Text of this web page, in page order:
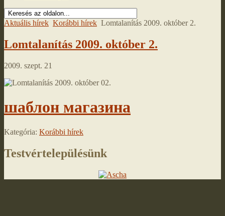
Aktuális hírek Korábbi hírek Lomtalanítás 2009. október 2.
Lomtalanítás 2009. október 2.
2009. szept. 21
шаблон магазина
Kategória: Korábbi hírek
Testvértelepülésünk